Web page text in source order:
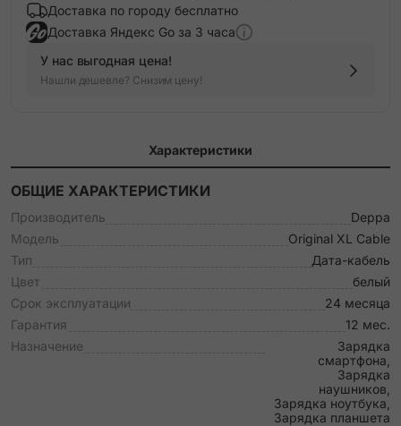
Доставка по городу бесплатно
Доставка Яндекс Go за 3 часа
У нас выгодная цена!
Нашли дешевле? Снизим цену!
Характеристики
ОБЩИЕ ХАРАКТЕРИСТИКИ
Производитель
Deppa
Модель
Original XL Cable
Тип
Дата-кабель
Цвет
белый
Срок эксплуатации
24 месяца
Гарантия
12 мес.
Назначение
Зарядка
смартфона,
Зарядка
наушников,
Зарядка ноутбука,
Зарядка планшета